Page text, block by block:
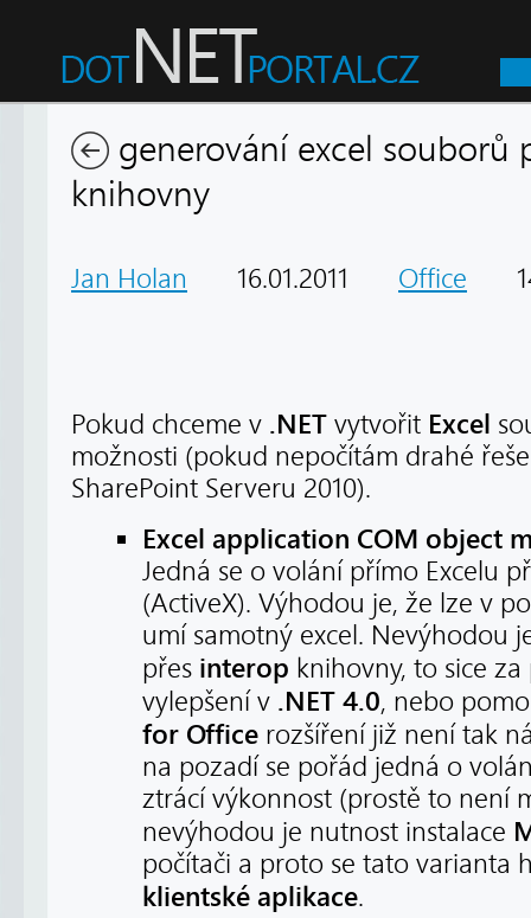
generování excel souborů
knihovny
Jan Holan 16.01.2011 Office
Pokud chceme v .NET vytvořit Excel
možnosti (pokud nepočítám drahé
SharePoint Serveru 2010).
Excel application COM object
Jedná se o volání přímo Excelu
(ActiveX). Výhodou je, že lze v
umí samotný excel. Nevýhodou
přes interop knihovny, to sice
vylepšení v .NET 4.0, nebo
for Office rozšíření již není tak
na pozadí se pořád jedná o
ztrácí výkonnost (prostě to není
nevýhodou je nutnost instalace
počítači a proto se tato varianta
klientské aplikace.